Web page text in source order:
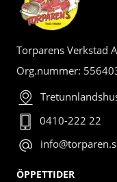
Torparens Verkstad
Org.nummer:
0410-222 22
ÖPPETTIDER